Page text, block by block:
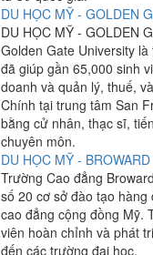
DU HỌC MỸ - GOLDEN
DU HỌC MỸ - GOLDEN
Golden Gate University
đã giúp gần 65,000 sinh
doanh và quản lý, thuế,
Chính tại trung tâm San
bằng cử nhân, thạc sĩ,
chuyên môn.
DU HỌC MỸ -
Trường Cao đẳng
số 20 cơ sở đào tạo
cao đẳng cộng đồng Mỹ.
viên hoàn chỉnh và phát
đến các trường đại học.